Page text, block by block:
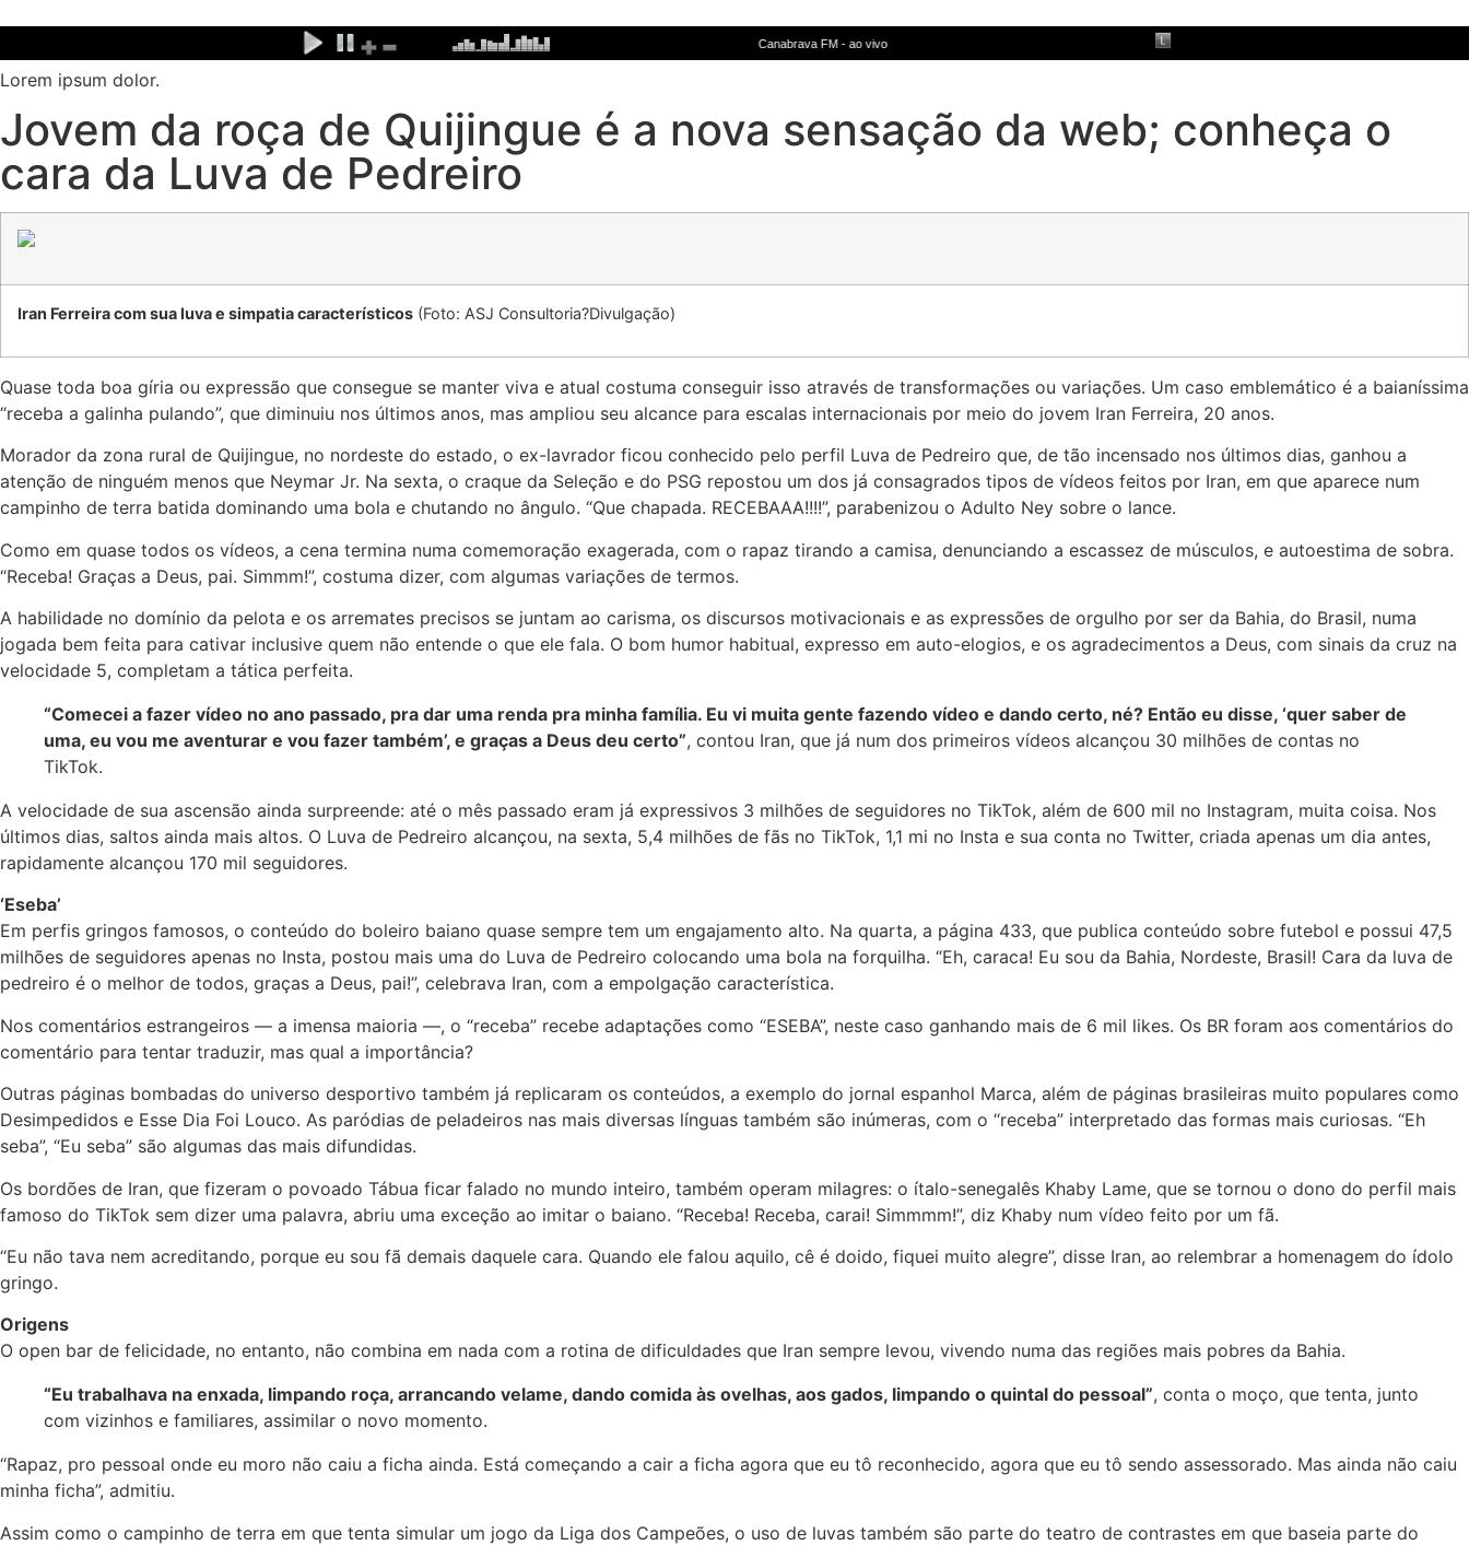
o
conteúdo
Lorem ipsum dolor.
Jovem da roça de Quijingue é a nova sensação da web; conheça o
cara da Luva de Pedreiro
Iran Ferreira com sua luva e simpatia característicos (Foto: ASJ Consultoria?Divulgação)
Quase toda boa gíria ou expressão que consegue se manter viva e atual costuma conseguir isso através de transformações ou variações. Um caso emblemático é a baianíssima
“receba a galinha pulando”, que diminuiu nos últimos anos, mas ampliou seu alcance para escalas internacionais por meio do jovem Iran Ferreira, 20 anos.
Morador da zona rural de Quijingue, no nordeste do estado, o ex-lavrador ficou conhecido pelo perfil Luva de Pedreiro que, de tão incensado nos últimos dias, ganhou a
atenção de ninguém menos que Neymar Jr. Na sexta, o craque da Seleção e do PSG repostou um dos já consagrados tipos de vídeos feitos por Iran, em que aparece num
campinho de terra batida dominando uma bola e chutando no ângulo. “Que chapada. RECEBAAA!!!!”, parabenizou o Adulto Ney sobre o lance.
Como em quase todos os vídeos, a cena termina numa comemoração exagerada, com o rapaz tirando a camisa, denunciando a escassez de músculos, e autoestima de sobra.
“Receba! Graças a Deus, pai. Simmm!”, costuma dizer, com algumas variações de termos.
A habilidade no domínio da pelota e os arremates precisos se juntam ao carisma, os discursos motivacionais e as expressões de orgulho por ser da Bahia, do Brasil, numa
jogada bem feita para cativar inclusive quem não entende o que ele fala. O bom humor habitual, expresso em auto-elogios, e os agradecimentos a Deus, com sinais da cruz na
velocidade 5, completam a tática perfeita.
“Comecei a fazer vídeo no ano passado, pra dar uma renda pra minha família. Eu vi muita gente fazendo vídeo e dando certo, né? Então eu disse, ‘quer saber de
uma, eu vou me aventurar e vou fazer também’, e graças a Deus deu certo”, contou Iran, que já num dos primeiros vídeos alcançou 30 milhões de contas no
TikTok.
A velocidade de sua ascensão ainda surpreende: até o mês passado eram já expressivos 3 milhões de seguidores no TikTok, além de 600 mil no Instagram, muita coisa. Nos
últimos dias, saltos ainda mais altos. O Luva de Pedreiro alcançou, na sexta, 5,4 milhões de fãs no TikTok, 1,1 mi no Insta e sua conta no Twitter, criada apenas um dia antes,
rapidamente alcançou 170 mil seguidores.
‘Eseba’
Em perfis gringos famosos, o conteúdo do boleiro baiano quase sempre tem um engajamento alto. Na quarta, a página 433, que publica conteúdo sobre futebol e possui 47,5
milhões de seguidores apenas no Insta, postou mais uma do Luva de Pedreiro colocando uma bola na forquilha. “Eh, caraca! Eu sou da Bahia, Nordeste, Brasil! Cara da luva de
pedreiro é o melhor de todos, graças a Deus, pai!”, celebrava Iran, com a empolgação característica.
Nos comentários estrangeiros — a imensa maioria —, o “receba” recebe adaptações como “ESEBA”, neste caso ganhando mais de 6 mil likes. Os BR foram aos comentários do
comentário para tentar traduzir, mas qual a importância?
Outras páginas bombadas do universo desportivo também já replicaram os conteúdos, a exemplo do jornal espanhol Marca, além de páginas brasileiras muito populares como
Desimpedidos e Esse Dia Foi Louco. As paródias de peladeiros nas mais diversas línguas também são inúmeras, com o “receba” interpretado das formas mais curiosas. “Eh
seba”, “Eu seba” são algumas das mais difundidas.
Os bordões de Iran, que fizeram o povoado Tábua ficar falado no mundo inteiro, também operam milagres: o ítalo-senegalês Khaby Lame, que se tornou o dono do perfil mais
famoso do TikTok sem dizer uma palavra, abriu uma exceção ao imitar o baiano. “Receba! Receba, carai! Simmmm!”, diz Khaby num vídeo feito por um fã.
“Eu não tava nem acreditando, porque eu sou fã demais daquele cara. Quando ele falou aquilo, cê é doido, fiquei muito alegre”, disse Iran, ao relembrar a homenagem do ídolo
gringo.
Origens
O open bar de felicidade, no entanto, não combina em nada com a rotina de dificuldades que Iran sempre levou, vivendo numa das regiões mais pobres da Bahia.
“Eu trabalhava na enxada, limpando roça, arrancando velame, dando comida às ovelhas, aos gados, limpando o quintal do pessoal”, conta o moço, que tenta, junto
com vizinhos e familiares, assimilar o novo momento.
“Rapaz, pro pessoal onde eu moro não caiu a ficha ainda. Está começando a cair a ficha agora que eu tô reconhecido, agora que eu tô sendo assessorado. Mas ainda não caiu
minha ficha”, admitiu.
Assim como o campinho de terra em que tenta simular um jogo da Liga dos Campeões, o uso de luvas também são parte do teatro de contrastes em que baseia parte do